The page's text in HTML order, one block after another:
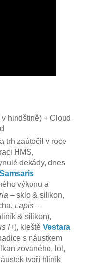
hindštině) + Cloud
trh zaútočil v roce
HMS,
dekády, dnes
Samsaris
výkonu a
– sklo & silikon,
Lapis–
& silikon),
I+), kleště Vestara
s náustkem
lol,
tvoří hliník